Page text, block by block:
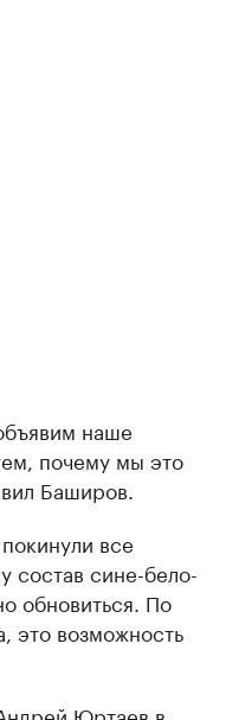
наше
почему мы это
Баширов.
все
состав сине-бело-
обновиться. По
это возможность